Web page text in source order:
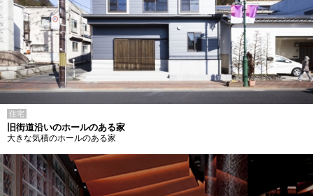
住宅
旧街道沿いのホールのある家
大きな気積のホールのある家